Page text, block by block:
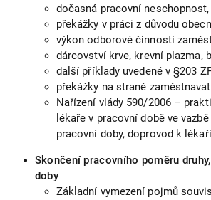
dočasná pracovní
překážky v práci z důvodu
výkon odborové činnosti
dárcovství krve, krevní plazma,
další příklady uvedené v §203
překážky na straně
Nařízení vlády 590/2006 –
lékaře v pracovní době ve
pracovní doby, doprovod k
Skončení pracovního poměru
doby
Základní vymezení pojmů